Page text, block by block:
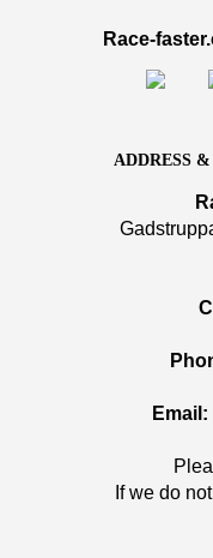
Race-
ADDRESS
Email:
If we do